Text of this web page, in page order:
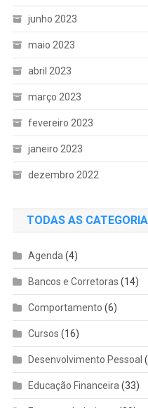
junho 2023
maio 2023
abril 2023
março 2023
fevereiro 2023
janeiro 2023
dezembro 2022
TODAS AS
Agenda(4)
Bancos e Corretoras (14)
Comportamento (6)
Cursos (16)
Desenvolvimento Pessoal
Educação Financeira(33)